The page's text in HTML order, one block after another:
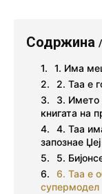
Содржина
1. Има
2. Таа е
3. Името
книгата на
4. Таа
запознае
5.
6. Таа e
супермодел